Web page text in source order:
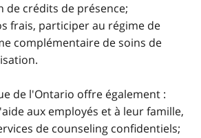
de crédits de présence;
frais, participer au régime de
complémentaire de soins de
de l'Ontario offre également :
aux employés et à leur famille,
de counseling confidentiels;